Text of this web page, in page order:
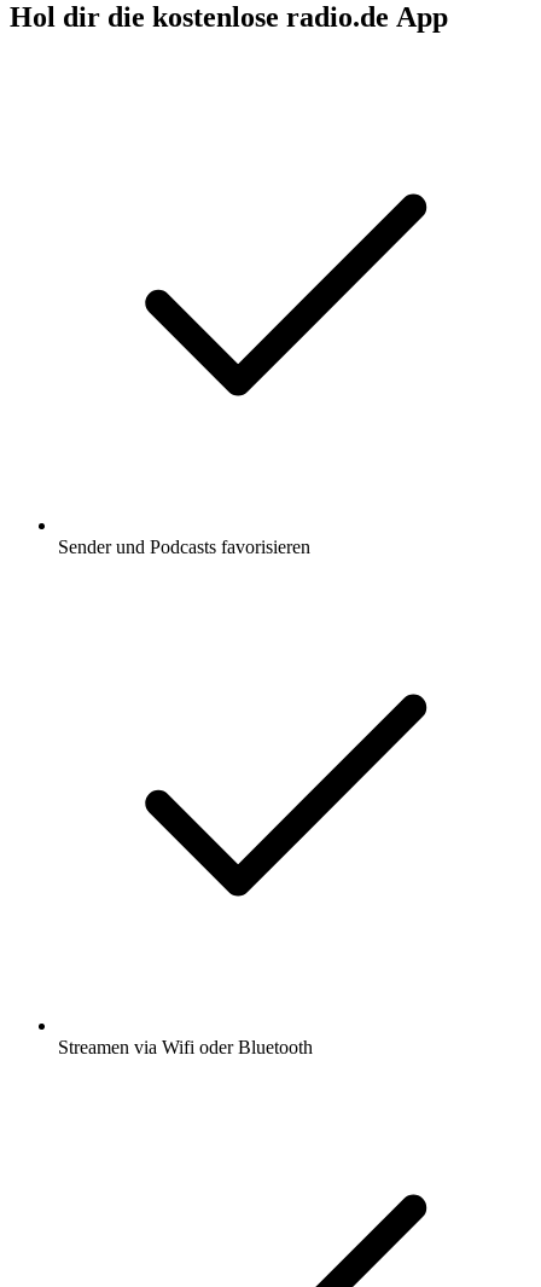
Hol dir die kostenlose radio.de App
Sender und Podcasts favorisieren
Streamen via Wifi oder Bluetooth